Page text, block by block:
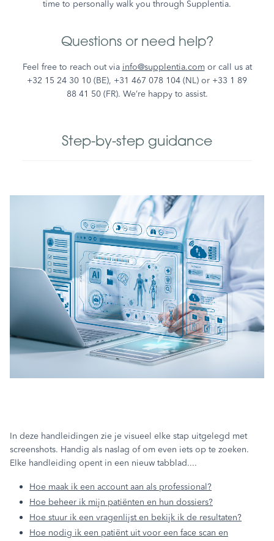
time to personally walk you through Supplentia.
Questions or need help?
Feel free to reach out via info@supplentia.comor call us at
+32 15 24 30 10 (BE), +31 467 078 104 (NL) or +33 1 89
88 41 50 (FR). We’re happy to assist.
Step-by-step guidance
In deze handleidingen zie je visueel elke stap uitgelegd met
screenshots. Handig als naslag of om even iets op te zoeken.
Elke handleiding opent in een nieuw tabblad....
Hoe maak ik een account aan als professional?
Hoe beheer ik mijn patiënten en hun dossiers?
Hoe stuur ik een vragenlijst en bekijk ik de resultaten?
Hoe nodig ik een patiënt uit voor een face scan en